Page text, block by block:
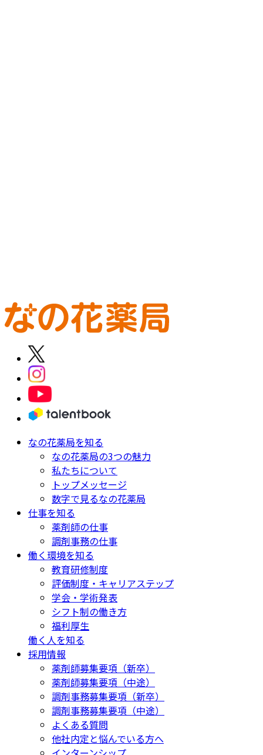
新卒薬剤師 募集要項 中途薬剤師 募集要項
要項中途調剤事務 募集要項
なの花薬局を知る
なの花薬局の3つの魅力
私たちについて
トップメッセージ
数字で見るなの花薬局
仕事を知る
薬剤師の仕事
調剤事務の仕事
働く環境を知る
教育研修制度
評価制度・キャリアステップ
学会・学術発表
シフト制の働き方
福利厚生
働く人を知る
採用情報
薬剤師募集要項（新卒）
薬剤師募集要項（中途）
調剤事務募集要項（新卒）
調剤事務募集要項（中途）
よくある質問
他社内定と悩んでいる方へ